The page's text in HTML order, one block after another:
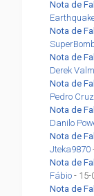
Nota de
Nota de
Nota de
Derek
Nota de
Pedro Cruz
Nota de
Danilo
Nota de
Jteka9870
Nota de
Fábio - 15-
Nota de